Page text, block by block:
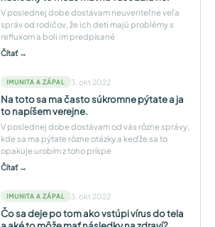
V poslednej dobe dostávam neuveriteľne veľa
správ od rodičov, že ich deti majú problémy s
refluxom a boli im predpísané
Čítať →
IMUNITA A ZÁPAL 3. okt 2022
Na toto sa ma často súkromne pýtate a ja
to napíšem verejne.
V poslednej dobe dostávam od vás rôzne správy,
kde sa ma pýtate rôzne otázky a keďže sa to
opakuje urobím z toho príspe
Čítať →
IMUNITA A ZÁPAL 3. okt 2022
Čo sa deje po tom ako vstúpi vírus do tela